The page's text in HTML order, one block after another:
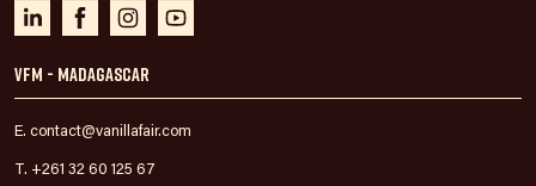
VFM - Madagascar
E. contact@vanillafair.com
T. +261 32 60 125 67